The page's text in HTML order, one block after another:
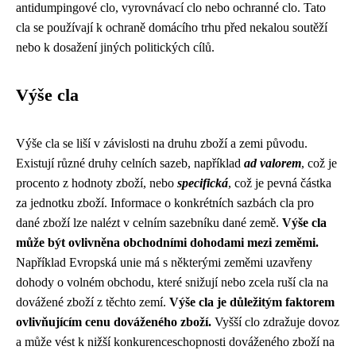
antidumpingové clo, vyrovnávací clo nebo ochranné clo. Tato
cla se používají k ochraně domácího trhu před nekalou soutěží
nebo k dosažení jiných politických cílů.
Výše cla
Výše cla se liší v závislosti na druhu zboží a zemi původu.
Existují různé druhy celních sazeb, například ad valorem, což je
procento z hodnoty zboží, nebo specifická, což je pevná částka
za jednotku zboží. Informace o konkrétních sazbách cla pro
dané zboží lze nalézt v celním sazebníku dané země. Výše cla
může být ovlivněna obchodními dohodami mezi zeměmi.
Například Evropská unie má s některými zeměmi uzavřeny
dohody o volném obchodu, které snižují nebo zcela ruší cla na
dovážené zboží z těchto zemí. Výše cla je důležitým faktorem
ovlivňujícím cenu dováženého zboží. Vyšší clo zdražuje dovoz
a může vést k nižší konkurenceschopnosti dováženého zboží na